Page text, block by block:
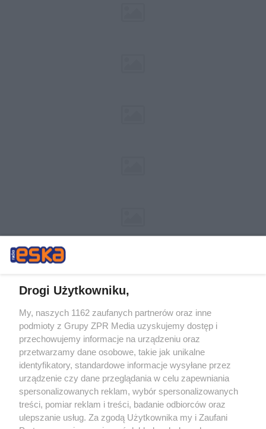
Żaden utwór zamieszczony w serwisie nie może być powielany i
rozpowszechniany lub dalej rozpowszechniany w jakikolwiek sposób (w
tym także elektroniczny lub mechaniczny) na jakimkolwiek polu
eksploatacji w jakiejkolwiek formie, włącznie z umieszczaniem w
Internecie bez pisemnej zgody właściciela praw. Jakiekolwiek użycie lub
wykorzystanie utworów w całości lub w części z naruszeniem prawa,
tzn. bez właściwej zgody, jest zabronione pod groźbą kary i może być
ścigane prawnie.
Drogi Użytkowniku,
My, naszych 1162 zaufanych partnerów oraz inne
podmioty z Grupy ZPR Media uzyskujemy dostęp i
przechowujemy informacje na urządzeniu oraz
przetwarzamy dane osobowe, takie jak unikalne
identyfikatory, standardowe informacje wysyłane przez
urządzenie czy dane przeglądania w celu zapewniania
spersonalizowanych reklam, wybór spersonalizowanych
treści, pomiar reklam i treści, badanie odbiorców oraz
ulepszanie usług. Za zgodą Użytkownika my i Zaufani